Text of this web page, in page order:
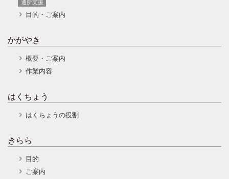
通所支援
目的・ご案内
かがやき
概要・ご案内
作業内容
はくちょう
はくちょうの役割
きらら
目的
ご案内